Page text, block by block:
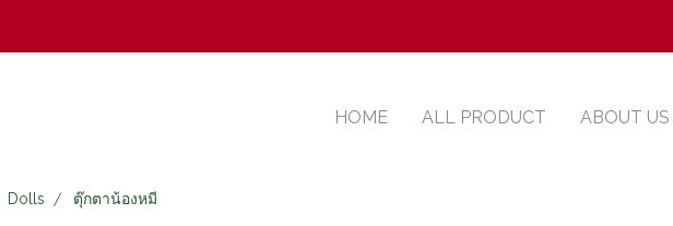
HOME ALL PRODUCT ABOUT US
Dolls ตุ๊กตาน้องหมี